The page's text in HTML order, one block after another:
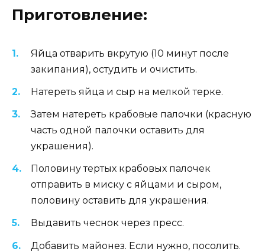
Приготовление:
Яйца отварить вкрутую (10 минут после
закипания), остудить и очистить.
Натереть яйца и сыр на мелкой терке.
Затем натереть крабовые палочки (красную
часть одной палочки оставить для
украшения).
Половину тертых крабовых палочек
отправить в миску с яйцами и сыром,
половину оставить для украшения.
Выдавить чеснок через пресс.
Добавить майонез. Если нужно, посолить.